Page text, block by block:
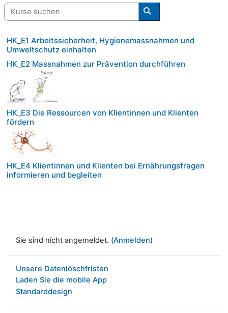
Kurse suchen
Kurse suchen
HK_E1 Arbeitssicherheit, Hygienemassnahmen und
Umweltschutz einhalten
HK_E2 Massnahmen zur Prävention durchführen
HK_E3 Die Ressourcen von Klientinnen und Klienten
fördern
HK_E4 Klientinnen und Klienten bei Ernährungsfragen
informieren und begleiten
Sie sind nicht angemeldet. (Anmelden)
Unsere Datenlöschfristen
Laden Sie die mobile App
Standarddesign